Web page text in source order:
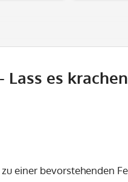
es
einer bevorstehenden